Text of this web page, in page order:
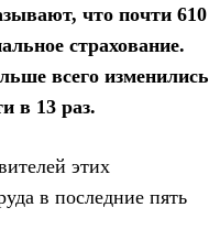
что почти 610
страхование.
всего изменились
в 13 раз.
этих
в последние пять